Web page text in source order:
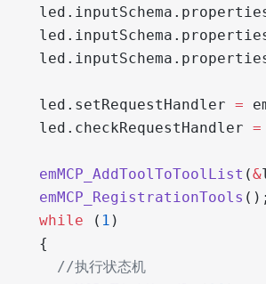
  led.setRequestHandler
=
  led.checkRequestHandler
=
  emMCP_AddToolToToolList
(&
  emMCP_RegistrationTools
();
  while
( 1 )
  {
	//执行状态机